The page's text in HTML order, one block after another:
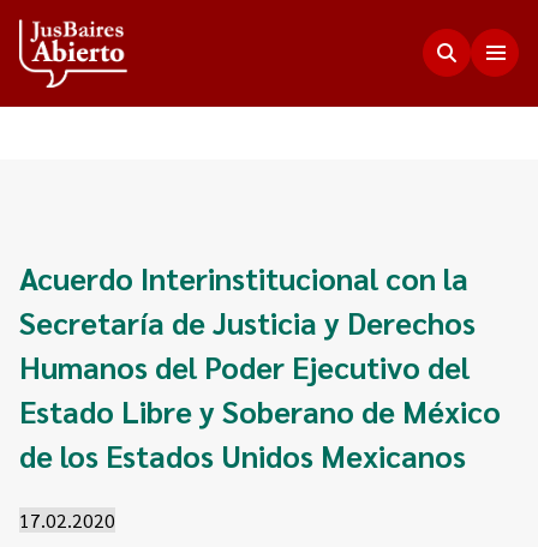
Plenario de Consejeros
Estadísticas
Presupuesto, compras, nómina de personal y
Memorias
Innovación en la Justicia
Visualización de Datos
Redes Internacionales
Encuentros anteriores
Nuestros Co-creadores
Participación Ciudadana
Programa Acceso Comunitario a Justicia
Programa Protagonistas de Justicia
Novedades
Preguntas Frecuentes
Acuerdo Interinstitucional con la
Secretaría de Justicia y Derechos
Humanos del Poder Ejecutivo del
Estado Libre y Soberano de México
de los Estados Unidos Mexicanos
17.02.2020